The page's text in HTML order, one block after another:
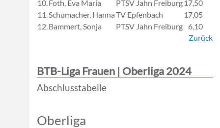
10.Foth, Eva Maria PTSV Jahn Freiburg 17,50
11.Schumacher, HannaTV Epfenbach
17,05
12.Bammert, Sonja PTSV Jahn Freiburg
6,10
Zurück
BTB-Liga Frauen | Oberliga 2024
Abschlusstabelle
Oberliga